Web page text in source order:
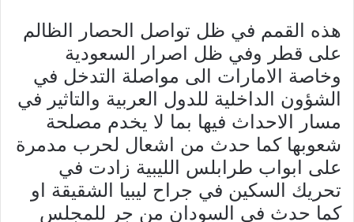
هذه القمم في ظل تواصل الحصار الظالم
على قطر وفي ظل اصرار السعودية
وخاصة الامارات الى مواصلة التدخل في
الشؤون الداخلية للدول العربية والتاثير في
مسار الاحداث فيها بما لا يخدم مصلحة
شعوبها كما حدث من اشعال لحرب مدمرة
على ابواب طرابلس الليبية زادت في
تحريك السكين في جراح ليبيا الشقيقة او
كما حدث في السودان من جر للمجلس